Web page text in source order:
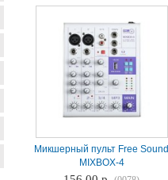
Микшерный пульт Free Sound
MIXBOX-4